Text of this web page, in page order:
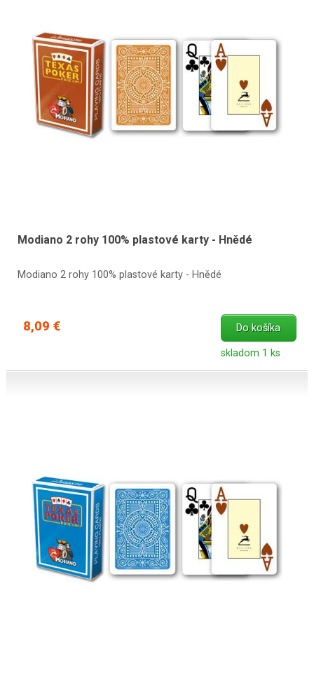
Modiano 2 rohy 100% plastové karty - Hnědé
Modiano 2 rohy 100% plastové karty - Hnědé
8,09 € Do košíka
skladom 1 ks